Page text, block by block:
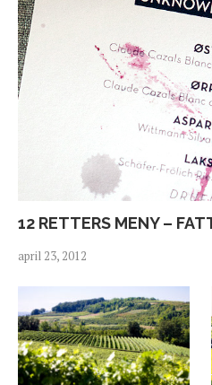
12 RETTERS MENY –
april 23, 2012